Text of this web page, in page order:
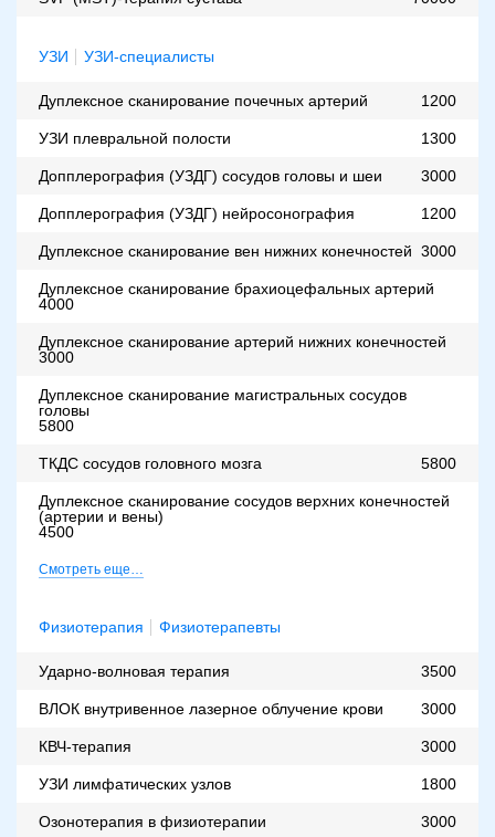
УЗИ УЗИ-специалисты
Дуплексное сканирование почечных артерий 1200
УЗИ плевральной полости 1300
Допплерография (УЗДГ) сосудов головы и шеи 3000
Допплерография (УЗДГ) нейросонография 1200
Дуплексное сканирование вен нижних конечностей 3000
Дуплексное сканирование брахиоцефальных артерий
4000
Дуплексное сканирование артерий нижних конечностей
3000
Дуплексное сканирование магистральных сосудов
головы
5800
ТКДС сосудов головного мозга 5800
Дуплексное сканирование сосудов верхних конечностей
(артерии и вены)
4500
Смотреть еще…
Физиотерапия Физиотерапевты
Ударно-волновая терапия 3500
ВЛОК внутривенное лазерное облучение крови 3000
КВЧ-терапия 3000
УЗИ лимфатических узлов 1800
Озонотерапия в физиотерапии 3000